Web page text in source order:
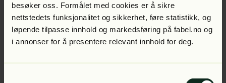
besøker oss. Formålet med cookies er å sikre
nettstedets funksjonalitet og sikkerhet, føre statistikk, og
løpende tilpasse innhold og markedsføring på fabel.no og
i annonser for å presentere relevant innhold for deg.